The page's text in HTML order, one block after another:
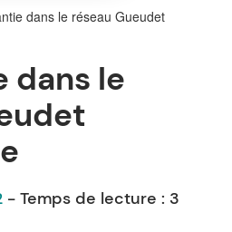
dans le réseau Gueudet
dans le
- Temps de lecture : 3